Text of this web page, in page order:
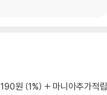
190원 (1%) 마니아추가적립